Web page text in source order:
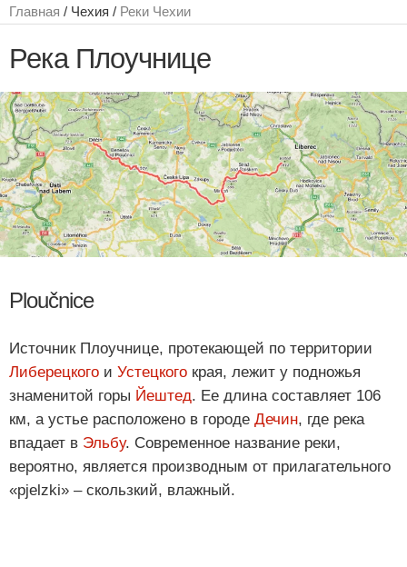
Главная / Чехия / Реки Чехии
Река Плоучнице
Ploučnice
Источник Плоучнице, протекающей по территории
Либерецкого и Устецкого края, лежит у подножья
знаменитой горы Йештед. Ее длина составляет 106
км, а устье расположено в городе Дечин, где река
впадает в Эльбу. Современное название реки,
вероятно, является производным от прилагательного
«pjelzki» – скользкий, влажный.